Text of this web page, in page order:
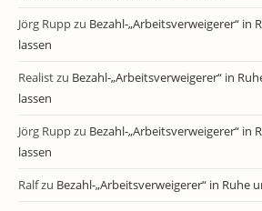
Jörg Ruppzu Bezahl-„Arbeitsverweigerer“ in
lassen
Realistzu Bezahl-„Arbeitsverweigerer“ in
lassen
Jörg Ruppzu Bezahl-„Arbeitsverweigerer“ in
lassen
Ralfzu Bezahl-„Arbeitsverweigerer“ in Ruhe